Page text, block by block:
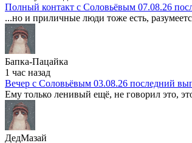
Полный контакт с Соловьёвым 07.08.26
...но и приличные люди тоже есть,
Бапка-Пацайка
1 час назад
Вечер с Соловьёвым 03.08.26 последний
Ему только ленивый ещё, не говорил это,
ДедМазай